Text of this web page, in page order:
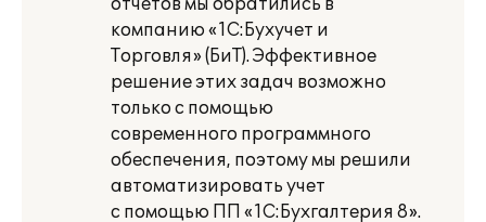
отчетов мы обратились в
компанию «1С:Бухучет и
Торговля» (БиТ). Эффективное
решение этих задач возможно
только с помощью
современного программного
обеспечения, поэтому мы решили
автоматизировать учет
с помощью ПП «1С:Бухгалтерия 8».